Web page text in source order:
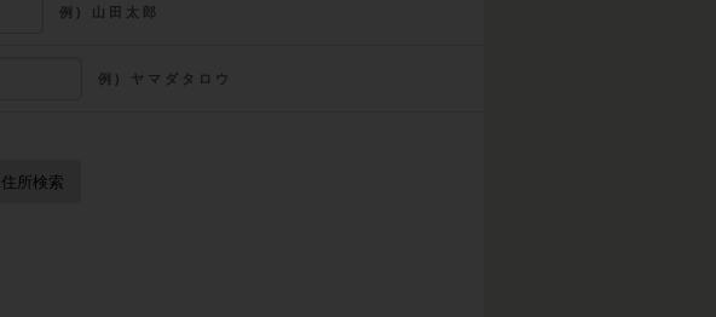
例) 山田太郎
例) ヤマダタロウ
住所検索